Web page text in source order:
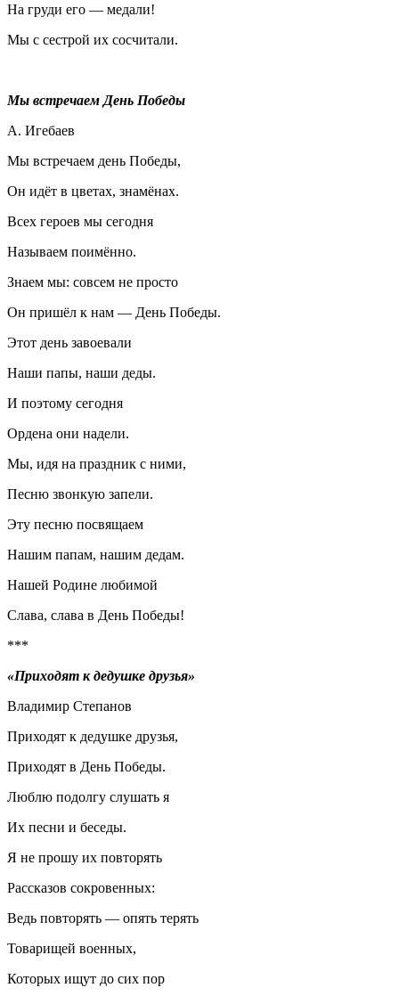
На груди его — медали!
Мы с сестрой их сосчитали.
Мы встречаем День Победы
А. Игебаев
Мы встречаем день Победы,
Он идёт в цветах, знамёнах.
Всех героев мы сегодня
Называем поимённо.
Знаем мы: совсем не просто
Он пришёл к нам — День Победы.
Этот день завоевали
Наши папы, наши деды.
И поэтому сегодня
Ордена они надели.
Мы, идя на праздник с ними,
Песню звонкую запели.
Эту песню посвящаем
Нашим папам, нашим дедам.
Нашей Родине любимой
Слава, слава в День Победы!
***
«Приходят к дедушке друзья»
Владимир Степанов
Приходят к дедушке друзья,
Приходят в День Победы.
Люблю подолгу слушать я
Их песни и беседы.
Я не прошу их повторять
Рассказов сокровенных:
Ведь повторять — опять терять
Товарищей военных,
Которых ищут до сих пор